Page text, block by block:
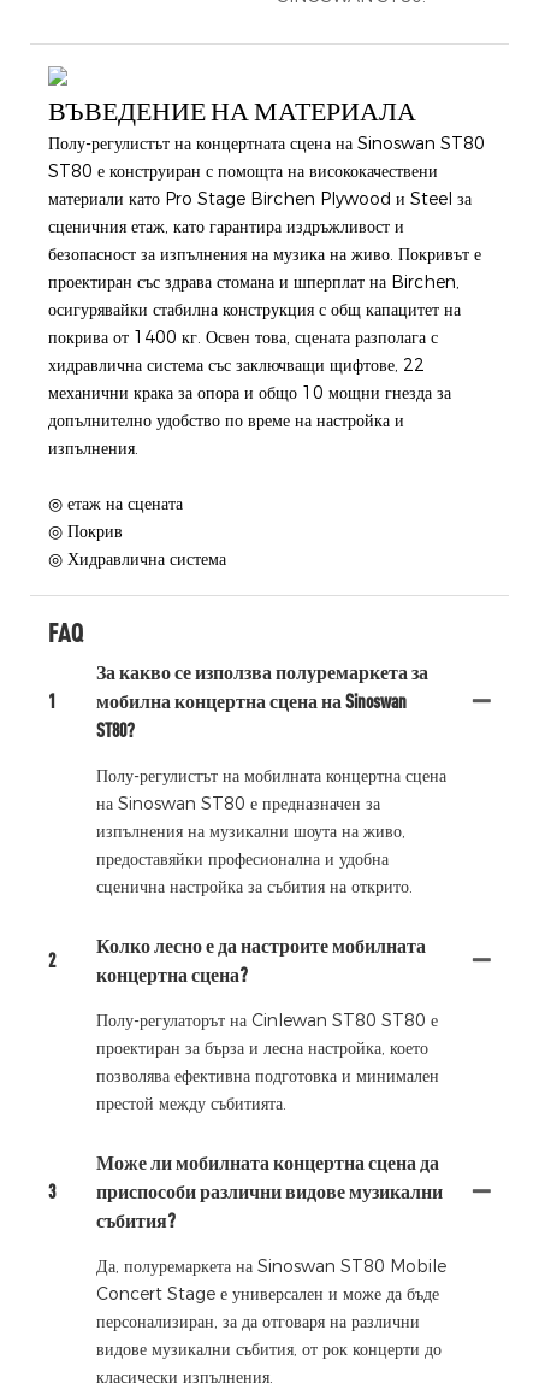
ВЪВЕДЕНИЕ НА МАТЕРИАЛА
Полу-регулистът на концертната сцена на Sinoswan ST80
ST80 е конструиран с помощта на висококачествени
материали като Pro Stage Birchen Plywood и Steel за
сценичния етаж, като гарантира издръжливост и
безопасност за изпълнения на музика на живо. Покривът е
проектиран със здрава стомана и шперплат на Birchen,
осигурявайки стабилна конструкция с общ капацитет на
покрива от 1400 кг. Освен това, сцената разполага с
хидравлична система със заключващи щифтове, 22
механични крака за опора и общо 10 мощни гнезда за
допълнително удобство по време на настройка и
изпълнения.
◎ етаж на сцената
◎ Покрив
◎ Хидравлична система
FAQ
1
За какво се използва полуремаркета за
мобилна концертна сцена на Sinoswan
ST80?
Полу-регулистът на мобилната концертна сцена
на Sinoswan ST80 е предназначен за
изпълнения на музикални шоута на живо,
предоставяйки професионална и удобна
сценична настройка за събития на открито.
2
Колко лесно е да настроите мобилната
концертна сцена?
Полу-регулаторът на Cinlewan ST80 ST80 е
проектиран за бърза и лесна настройка, което
позволява ефективна подготовка и минимален
престой между събитията.
3
Може ли мобилната концертна сцена да
приспособи различни видове музикални
събития?
Да, полуремаркета на Sinoswan ST80 Mobile
Concert Stage е универсален и може да бъде
персонализиран, за да отговаря на различни
видове музикални събития, от рок концерти до
класически изпълнения.